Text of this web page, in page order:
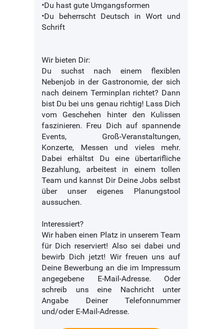
•Du hast gute Umgangsformen
•Du beherrscht Deutsch in Wort und
Schrift
Wir bieten Dir:
Du suchst nach einem flexiblen
Nebenjob in der Gastronomie, der sich
nach deinem Terminplan richtet? Dann
bist Du bei uns genau richtig! Lass Dich
vom Geschehen hinter den Kulissen
faszinieren. Freu Dich auf spannende
Events, Groß-Veranstaltungen,
Konzerte, Messen und vieles mehr.
Dabei erhältst Du eine übertarifliche
Bezahlung, arbeitest in einem tollen
Team und kannst Dir Deine Jobs selbst
über unser eigenes Planungstool
aussuchen.
Interessiert?
Wir haben einen Platz in unserem Team
für Dich reserviert! Also sei dabei und
bewirb Dich jetzt! Wir freuen uns auf
Deine Bewerbung an die im Impressum
angegebene E-Mail-Adresse. Oder
schreib uns eine Nachricht unter
Angabe Deiner Telefonnummer
und/oder E-Mail-Adresse.